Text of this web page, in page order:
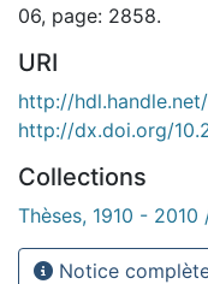
06, page: 2858.
URI
http://
http://dx.doi.org/
Collections
Thèses, 1910 -
Notice